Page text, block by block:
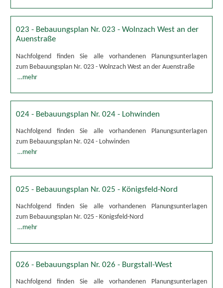
023 - Bebauungsplan Nr. 023 - Wolnzach West an der
Auenstraße
Nachfolgend finden Sie alle vorhandenen Planungsunterlagen
zum Bebauungsplan Nr. 023 - Wolnzach West an der Auenstraße
…mehr
024 - Bebauungsplan Nr. 024 - Lohwinden
Nachfolgend finden Sie alle vorhandenen Planungsunterlagen
zum Bebauungsplan Nr. 024 - Lohwinden
…mehr
025 - Bebauungsplan Nr. 025 - Königsfeld-Nord
Nachfolgend finden Sie alle vorhandenen Planungsunterlagen
zum Bebauungsplan Nr. 025 - Königsfeld-Nord
…mehr
026 - Bebauungsplan Nr. 026 - Burgstall-West
Nachfolgend finden Sie alle vorhandenen Planungsunterlagen